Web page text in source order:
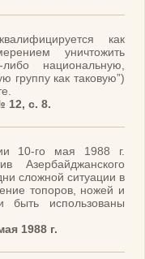
как
уничтожить
национальную,
группу как таковую”)
12, с. 8.
10-го мая 1988 г.
Азербайджанского
сложной ситуации в
топоров, ножей и
быть использованы
1988 г.